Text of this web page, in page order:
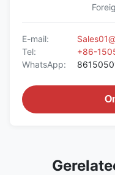
E-mail:
Tel:
+86-
WhatsApp: